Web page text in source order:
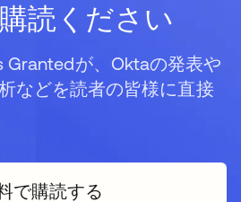
読ください
Grantedが、Oktaの発表や
などを読者の皆様に直接
で購読する
新しいタブで開く